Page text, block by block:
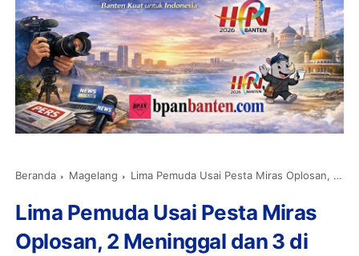
Beranda Magelang Lima Pemuda Usai Pesta Miras Oplosan, 2 Meninggal dan 3 di Rawat dirumah Sakit
Lima Pemuda Usai Pesta Miras
Oplosan, 2 Meninggal dan 3 di